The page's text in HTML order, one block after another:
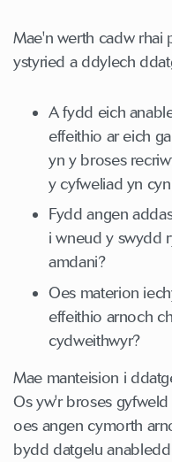
Mae'n werth cadw rhai
ystyried a ddylech
A fydd eich
effeithio ar eich
yn y broses
y cyfweliad yn
Fydd angen
i wneud y swydd
amdani?
Oes materion
effeithio arnoch
cydweithwyr?
Mae manteision i
Os yw'r broses
oes angen cymorth
bydd datgelu